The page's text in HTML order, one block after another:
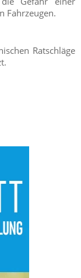
Fahrzeugen.
Ratschläge